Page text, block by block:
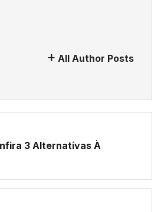
All Author Posts
3 Alternativas À